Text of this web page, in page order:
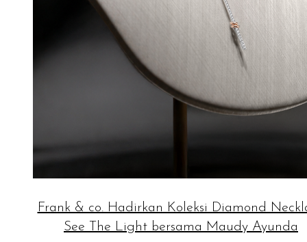
Frank & co. Hadirkan Koleksi Diamond
See The Light bersama Maudy Ayunda